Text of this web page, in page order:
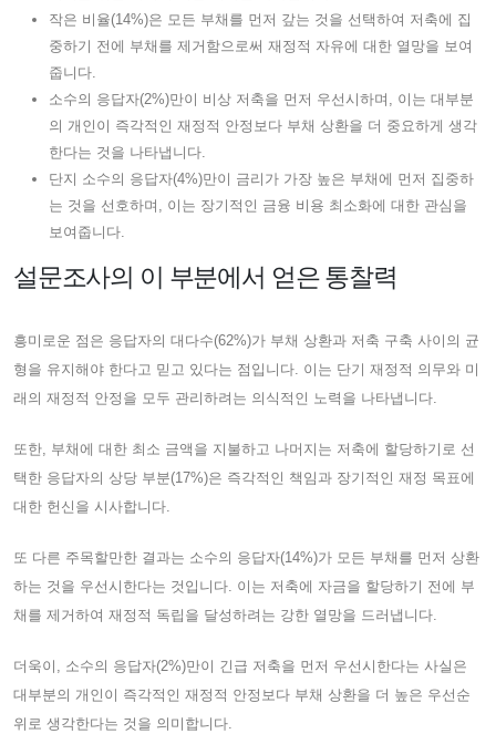
작은 비율(14%)은 모든 부채를 먼저 갚는 것을 선택하여 저축에 집
중하기 전에 부채를 제거함으로써 재정적 자유에 대한 열망을 보여
줍니다.
소수의 응답자(2%)만이 비상 저축을 먼저 우선시하며, 이는 대부분
의 개인이 즉각적인 재정적 안정보다 부채 상환을 더 중요하게 생각
한다는 것을 나타냅니다.
단지 소수의 응답자(4%)만이 금리가 가장 높은 부채에 먼저 집중하
는 것을 선호하며, 이는 장기적인 금융 비용 최소화에 대한 관심을
보여줍니다.
설문조사의 이 부분에서 얻은 통찰력
흥미로운 점은 응답자의 대다수(62%)가 부채 상환과 저축 구축 사이의 균
형을 유지해야 한다고 믿고 있다는 점입니다. 이는 단기 재정적 의무와 미
래의 재정적 안정을 모두 관리하려는 의식적인 노력을 나타냅니다.
또한, 부채에 대한 최소 금액을 지불하고 나머지는 저축에 할당하기로 선
택한 응답자의 상당 부분(17%)은 즉각적인 책임과 장기적인 재정 목표에
대한 헌신을 시사합니다.
또 다른 주목할만한 결과는 소수의 응답자(14%)가 모든 부채를 먼저 상환
하는 것을 우선시한다는 것입니다. 이는 저축에 자금을 할당하기 전에 부
채를 제거하여 재정적 독립을 달성하려는 강한 열망을 드러냅니다.
더욱이, 소수의 응답자(2%)만이 긴급 저축을 먼저 우선시한다는 사실은
대부분의 개인이 즉각적인 재정적 안정보다 부채 상환을 더 높은 우선순
위로 생각한다는 것을 의미합니다.